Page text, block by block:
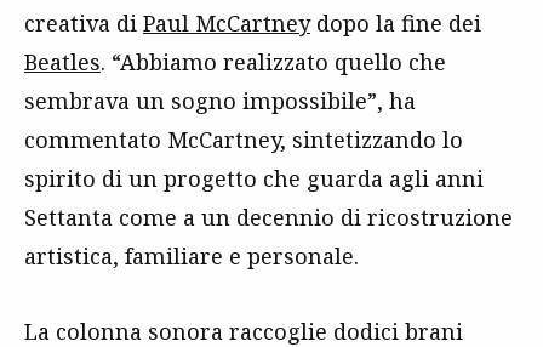
creativa di Paul McCartneydopo la fine dei
Beatles. “Abbiamo realizzato quello che
sembrava un sogno impossibile”, ha
commentato McCartney, sintetizzando lo
spirito di un progetto che guarda agli anni
Settanta come a un decennio di ricostruzione
artistica, familiare e personale.
La colonna sonora raccoglie dodici brani